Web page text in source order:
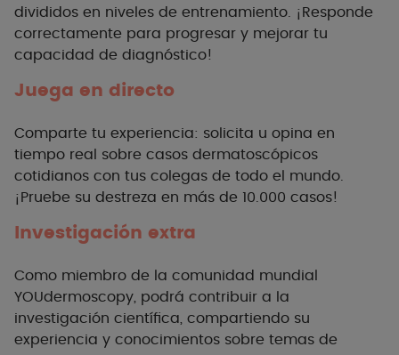
divididos en niveles de entrenamiento.
¡ Responde
correctamente para progresar y mejorar tu
capacidad de diagnóstico!
Juega en directo
Comparte tu experiencia: solicita u opina en
tiempo real sobre casos dermatoscópicos
cotidianos con tus colegas de todo el mundo.
¡ Pruebe su destreza en más de 10. 000 casos!
Investigación extra
Como miembro de la comunidad mundial
YOUdermoscopy, podrá contribuir a la
investigación científica, compartiendo su
experiencia y conocimientos sobre temas de